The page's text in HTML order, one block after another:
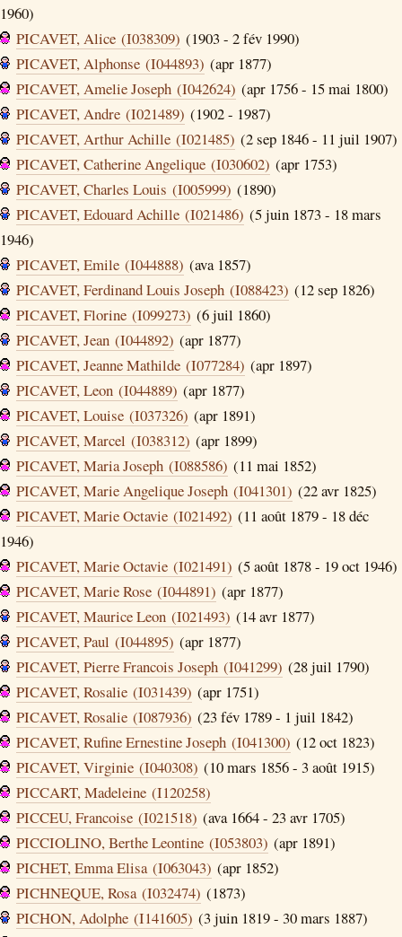
1960)
PICAVET, Alice (I038309) (1903 - 2 fév 1990)
PICAVET, Alphonse (I044893) (apr 1877)
PICAVET, Amelie Joseph (I042624) (apr 1756 - 15 mai 1800)
PICAVET, Andre (I021489) (1902 - 1987)
PICAVET, Arthur Achille (I021485) (2 sep 1846 - 11 juil 1907)
PICAVET, Catherine Angelique (I030602) (apr 1753)
PICAVET, Charles Louis (I005999) (1890)
PICAVET, Edouard Achille (I021486) (5 juin 1873 - 18 mars
1946)
PICAVET, Emile (I044888) (ava 1857)
PICAVET, Ferdinand Louis Joseph (I088423) (12 sep 1826)
PICAVET, Florine (I099273) (6 juil 1860)
PICAVET, Jean (I044892) (apr 1877)
PICAVET, Jeanne Mathilde (I077284) (apr 1897)
PICAVET, Leon (I044889) (apr 1877)
PICAVET, Louise (I037326) (apr 1891)
PICAVET, Marcel (I038312) (apr 1899)
PICAVET, Maria Joseph (I088586) (11 mai 1852)
PICAVET, Marie Angelique Joseph (I041301) (22 avr 1825)
PICAVET, Marie Octavie (I021492) (11 août 1879 - 18 déc
1946)
PICAVET, Marie Octavie (I021491) (5 août 1878 - 19 oct 1946)
PICAVET, Marie Rose (I044891) (apr 1877)
PICAVET, Maurice Leon (I021493) (14 avr 1877)
PICAVET, Paul (I044895) (apr 1877)
PICAVET, Pierre Francois Joseph (I041299) (28 juil 1790)
PICAVET, Rosalie (I031439) (apr 1751)
PICAVET, Rosalie (I087936) (23 fév 1789 - 1 juil 1842)
PICAVET, Rufine Ernestine Joseph (I041300) (12 oct 1823)
PICAVET, Virginie (I040308) (10 mars 1856 - 3 août 1915)
PICCART, Madeleine (I120258)
PICCEU, Francoise (I021518) (ava 1664 - 23 avr 1705)
PICCIOLINO, Berthe Leontine (I053803) (apr 1891)
PICHET, Emma Elisa (I063043) (apr 1852)
PICHNEQUE, Rosa (I032474) (1873)
PICHON, Adolphe (I141605) (3 juin 1819 - 30 mars 1887)